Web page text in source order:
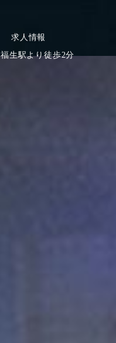
求人情報
福生駅より徒歩2分